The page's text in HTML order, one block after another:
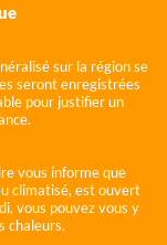
sur la région se
seront enregistrées
pour justifier un
vous informe que
climatisé, est ouvert
vous pouvez vous y
chaleurs.